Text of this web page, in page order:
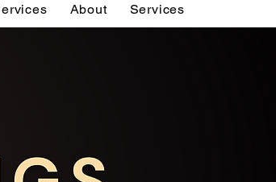
About Services